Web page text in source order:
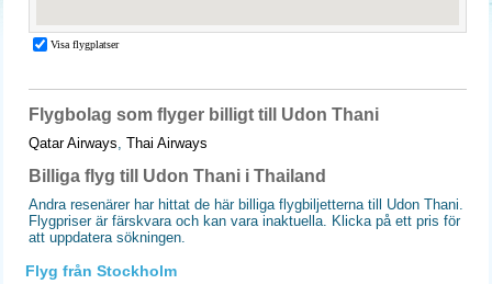
Flygbolag som flyger billigt till Udon Thani
Qatar Airways, Thai Airways
Billiga flyg till Udon Thani i Thailand
Andra resenärer har hittat de här billiga flygbiljetterna till Udon Thani.
Flygpriser är färskvara och kan vara inaktuella. Klicka på ett pris för
att uppdatera sökningen.
Flyg från Stockholm